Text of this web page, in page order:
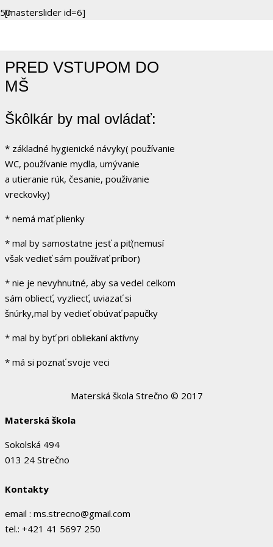
[masterslider id=6]
PRED VSTUPOM DO
MŠ
Škôlkár by mal ovládať:
* základné hygienické návyky( používanie
WC, používanie mydla, umývanie
a utieranie rúk, česanie, používanie
vreckovky)
* nemá mať plienky
* mal by samostatne jesť a piť(nemusí
však vedieť sám používať príbor)
* nie je nevyhnutné, aby sa vedel celkom
sám obliecť, vyzliecť, uviazať si
šnúrky,mal by vedieť obúvať papučky
* mal by byť pri obliekaní aktívny
* má si poznať svoje veci
Materská škola Strečno © 2017
Materská škola
Sokolská 494
013 24 Strečno
Kontakty
email : ms.strecno@gmail.com
tel.: +421 41 5697 250